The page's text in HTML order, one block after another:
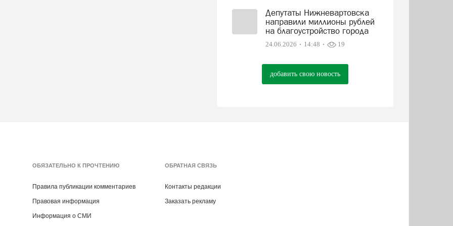
Депутаты Нижневартовска
направили миллионы рублей
на благоустройство города
24.06.2026 14:48 19
добавить свою новость
ОБЯЗАТЕЛЬНО К ПРОЧТЕНИЮ
Правила публикации комментариев
Правовая информация
Информация о СМИ
ОБРАТНАЯ СВЯЗЬ
Контакты редакции
Заказать рекламу